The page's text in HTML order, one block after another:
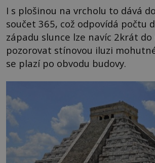
I s plošinou na vrcholu to dává
součet 365, což odpovídá počtu
západu slunce lze navíc 2krát do
pozorovat stínovou iluzi
se plazí po obvodu budovy.